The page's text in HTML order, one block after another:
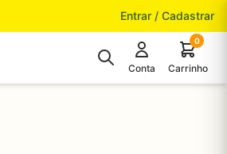
Entrar / Cadastrar
Conta
0
Carrinho